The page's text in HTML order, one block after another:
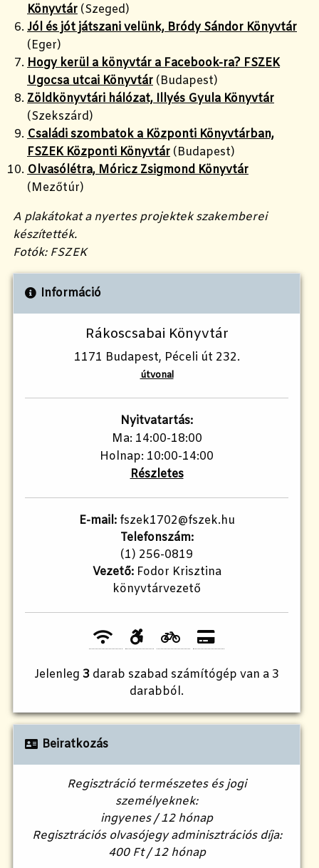
Könyvtár (Szeged)
Jól és jót játszani velünk, Bródy Sándor Könyvtár
(Eger)
Hogy kerül a könyvtár a Facebook-ra? FSZEK
Ugocsa utcai Könyvtár (Budapest)
Zöldkönyvtári hálózat, Illyés Gyula Könyvtár
(Szekszárd)
Családi szombatok a Központi Könyvtárban,
FSZEK Központi Könyvtár (Budapest)
Olvasólétra, Móricz Zsigmond Könyvtár
(Mezőtúr)
A plakátokat a nyertes projektek szakemberei
készítették.
Fotók: FSZEK
Információ
Rákoscsabai Könyvtár
1171 Budapest, Péceli út 232.
útvonal
Nyitvatartás:
Ma: 14:00-18:00
Holnap: 10:00-14:00
Részletes
E-mail:fszek1702@fszek.hu​
Telefonszám:
(1) 256-0819
Vezető:Fodor Krisztina
könyvtárvezető
Jelenleg 3 darab szabad számítógép van a 3
darabból.
Beiratkozás
Regisztráció természetes és jogi
személyeknek:
ingyenes / 12 hónap
Regisztrációs olvasójegy adminisztrációs díja:
400 Ft / 12 hónap